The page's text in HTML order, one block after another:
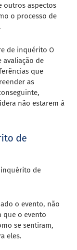
outros aspectos
o processo de
de inquéritoO
de
que
as
não estarem à
de
inquérito de
o evento, não
que o evento
se sentiram,
eles.